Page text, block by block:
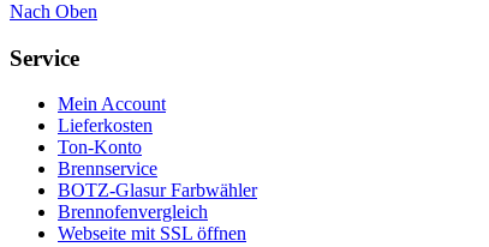
Nach Oben
Service
Mein Account
Lieferkosten
Ton-Konto
Brennservice
BOTZ-Glasur Farbwähler
Brennofenvergleich
Webseite mit SSL öffnen